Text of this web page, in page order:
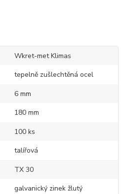
Wkret-met Klimas
tepelně zušlechtěná ocel
6 mm
180 mm
100 ks
talířová
TX 30
galvanický zinek žlutý